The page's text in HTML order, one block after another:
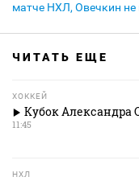
матче НХЛ, Овечкин не
ЧИТАТЬ ЕЩЕ
ХОККЕЙ
Кубок Александра
11:45
НХЛ